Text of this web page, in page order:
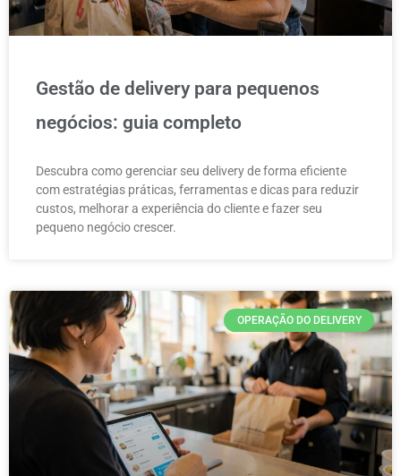
Gestão de delivery para pequenos
negócios: guia completo
Descubra como gerenciar seu delivery de forma eficiente
com estratégias práticas, ferramentas e dicas para reduzir
custos, melhorar a experiência do cliente e fazer seu
pequeno negócio crescer.
OPERAÇÃO DO DELIVERY